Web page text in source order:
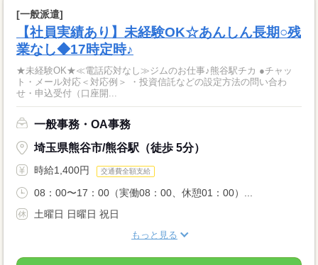
[一般派遣]
【社員実績あり】未経験OK☆あんしん長期○残
業なし◆17時定時♪
★未経験OK★≪電話応対なし≫ジムのお仕事♪熊谷駅チカ ●チャッ
ト・メール対応＜対応例＞ ・投資信託などの設定方法の問い合わ
せ・申込受付（口座開...
一般事務・OA事務
埼玉県熊谷市/熊谷駅（徒歩 5分）
時給1,400円 交通費全額支給
08：00〜17：00（実働08：00、休憩01：00）...
土曜日 日曜日 祝日
もっと見る